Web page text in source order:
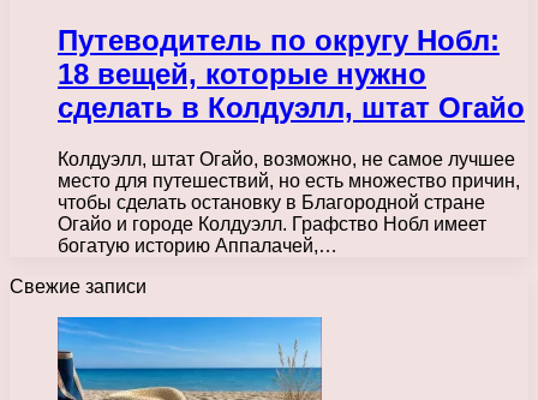
Путеводитель по округу Нобл:
18 вещей, которые нужно
сделать в Колдуэлл, штат Огайо
Колдуэлл, штат Огайо, возможно, не самое лучшее
место для путешествий, но есть множество причин,
чтобы сделать остановку в Благородной стране
Огайо и городе Колдуэлл. Графство Нобл имеет
богатую историю Аппалачей,…
Свежие записи